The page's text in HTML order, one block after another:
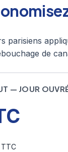
parisiens
de
— JOUR